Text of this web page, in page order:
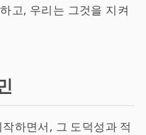
고, 우리는 그것을 지켜
하면서, 그 도덕성과 적